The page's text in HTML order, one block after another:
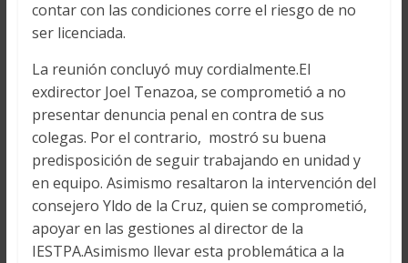
contar con las condiciones corre el riesgo de no
ser licenciada.
La reunión concluyó muy cordialmente.El
exdirector Joel Tenazoa, se comprometió a no
presentar denuncia penal en contra de sus
colegas. Por el contrario, mostró su buena
predisposición de seguir trabajando en unidad y
en equipo. Asimismo resaltaron la intervención del
consejero Yldo de la Cruz, quien se comprometió,
apoyar en las gestiones al director de la
IESTPA.Asimismo llevar esta problemática a la